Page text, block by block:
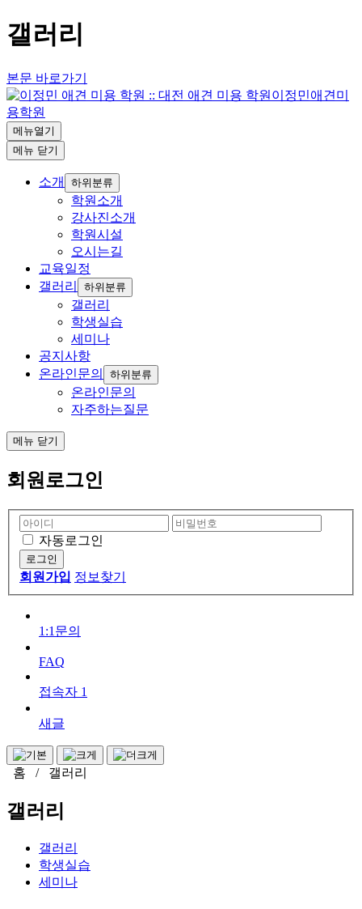
갤러리
본문 바로가기
이정민애견미
용학원
메뉴열기
메뉴 닫기
소개 하위분류
학원소개
강사진소개
학원시설
오시는길
교육일정
갤러리
하위분류
갤러리
학생실습
세미나
공지사항
온라인문의
하위분류
온라인문의
자주하는질문
메뉴 닫기
회원로그인
자동로그인
회원가입 정보찾기
1:1문의
FAQ
접속자 1
새글
홈 / 갤러리
갤러리
갤러리
학생실습
세미나